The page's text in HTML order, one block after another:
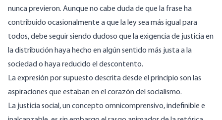
nunca previeron. Aunque no cabe duda de que la frase ha
contribuido ocasionalmente a que la ley sea más igual para
todos, debe seguir siendo dudoso que la exigencia de justicia en
la distribución haya hecho en algún sentido más justa a la
sociedad o haya reducido el descontento.
La expresión por supuesto descrita desde el principio son las
aspiraciones que estaban en el corazón del socialismo.
La justicia social, un concepto omnicomprensivo, indefinible e